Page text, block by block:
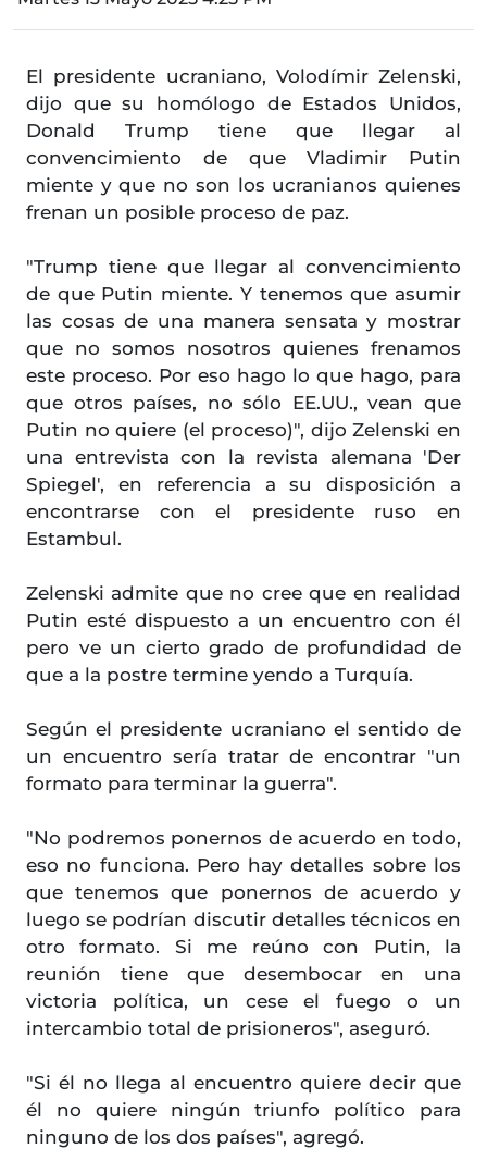
El presidente ucraniano, Volodímir Zelenski,
dijo que su homólogo de Estados Unidos,
Donald Trump tiene que llegar al
convencimiento de que Vladimir Putin
miente y que no son los ucranianos quienes
frenan un posible proceso de paz.
"Trump tiene que llegar al convencimiento
de que Putin miente. Y tenemos que asumir
las cosas de una manera sensata y mostrar
que no somos nosotros quienes frenamos
este proceso. Por eso hago lo que hago, para
que otros países, no sólo EE.UU., vean que
Putin no quiere (el proceso)", dijo Zelenski en
una entrevista con la revista alemana 'Der
Spiegel', en referencia a su disposición a
encontrarse con el presidente ruso en
Estambul.
Zelenski admite que no cree que en realidad
Putin esté dispuesto a un encuentro con él
pero ve un cierto grado de profundidad de
que a la postre termine yendo a Turquía.
Según el presidente ucraniano el sentido de
un encuentro sería tratar de encontrar "un
formato para terminar la guerra".
"No podremos ponernos de acuerdo en todo,
eso no funciona. Pero hay detalles sobre los
que tenemos que ponernos de acuerdo y
luego se podrían discutir detalles técnicos en
otro formato. Si me reúno con Putin, la
reunión tiene que desembocar en una
victoria política, un cese el fuego o un
intercambio total de prisioneros", aseguró.
"Si él no llega al encuentro quiere decir que
él no quiere ningún triunfo político para
ninguno de los dos países", agregó.